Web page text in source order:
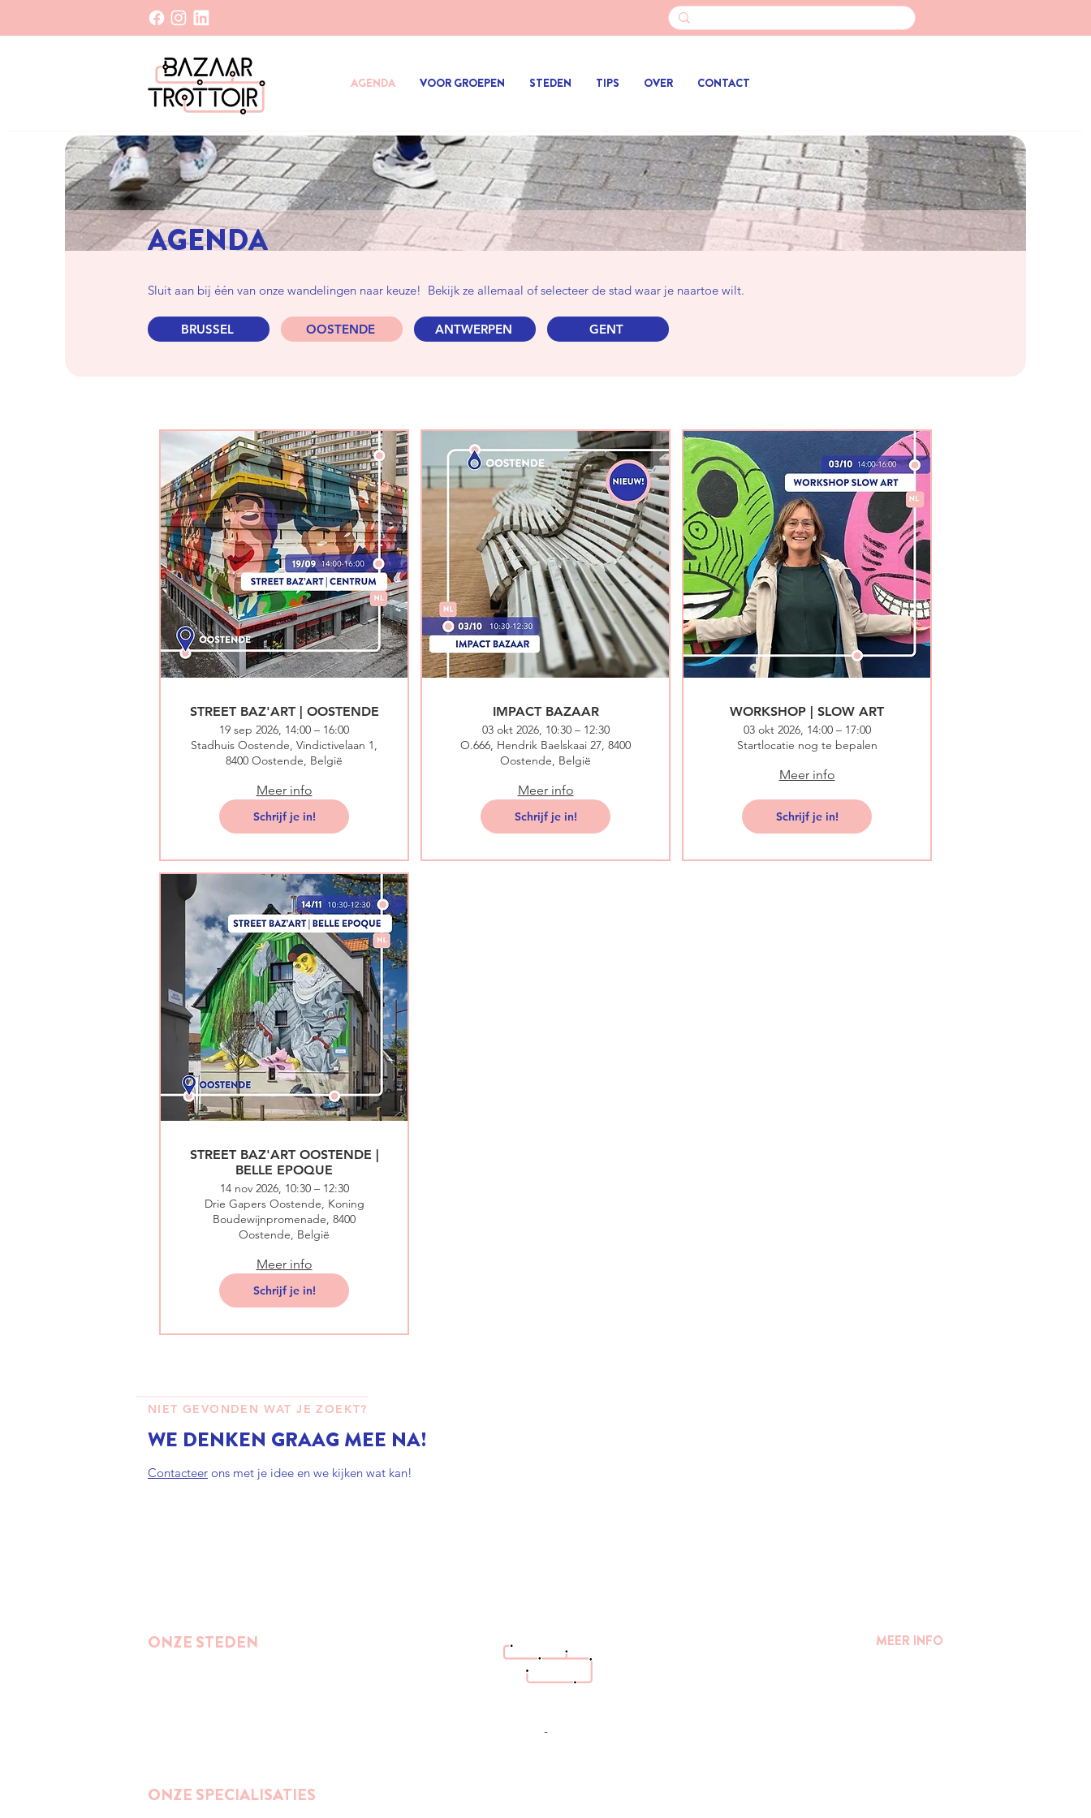
AGENDA VOOR GROEPEN STEDEN TIPS OVER CONTACT
AGENDA
Sluit aan bij één van onze wandelingen naar keuze! ​Bekijk ze allemaal of selecteer de stad waar je naartoe wilt.
BRUSSEL OOSTENDE ANTWERPEN GENT
STREET BAZ'ART | OOSTENDE
19 sep 2026, 14:00 – 16:00
Stadhuis Oostende, Vindictivelaan 1,
8400 Oostende, België
Meer info
Schrijf je in!
IMPACT BAZAAR
03 okt 2026, 10:30 – 12:30
O.666, Hendrik Baelskaai 27, 8400
Oostende, België
Meer info
Schrijf je in!
WORKSHOP | SLOW ART
03 okt 2026, 14:00 – 17:00
Startlocatie nog te bepalen
Meer info
Schrijf je in!
STREET BAZ'ART OOSTENDE |
BELLE EPOQUE
14 nov 2026, 10:30 – 12:30
Drie Gapers Oostende, Koning
Boudewijnpromenade, 8400
Oostende, België
Meer info
Schrijf je in!
NIET GEVONDEN WAT JE ZOEKT?
WE DENKEN GRAAG MEE NA!
Contacteer ons met je idee en we kijken wat kan!
ONZE STEDEN
ONZE SPECIALISATIES
MEER INFO
-